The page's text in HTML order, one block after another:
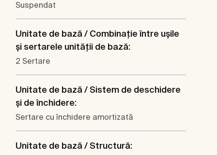
Suspendat
Unitate de bază / Combinaţie între uşile
şi sertarele unităţii de bază:
2 Sertare
Unitate de bază / Sistem de deschidere
şi de închidere:
Sertare cu închidere amortizată
Unitate de bază / Structură: